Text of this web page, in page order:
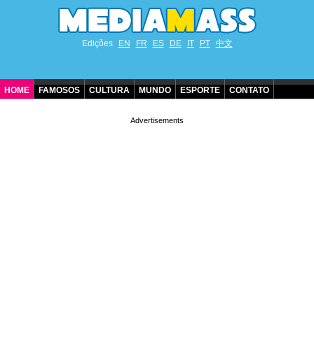
Edições EN FR ES DE IT PT 中文
HOME FAMOSOS CULTURA MUNDO ESPORTE CONTATO